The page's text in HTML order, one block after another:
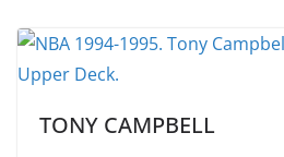
TONY CAMPBELL